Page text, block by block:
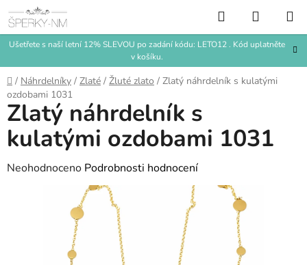
na
obsah
Ušetřete s naší letní 12% SLEVOU po zadání kódu: LETO12 . Kód uplatněte
v košíku.
Hledat
KOŠÍK
Domů
/ Náhrdelníky / Zlaté / Žluté zlato / Zlatý náhrdelník s kulatými
ozdobami 1031
Zlatý náhrdelník s
kulatými ozdobami 1031
Průměrné
Neohodnoceno Podrobnosti hodnocení